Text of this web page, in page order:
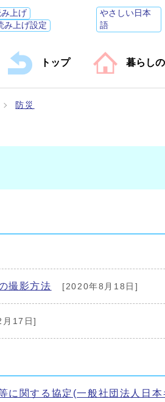
上げ
み上げ設定
やさしい日本
語
トップ 暮らし
防災
撮影方法 [2020年8月18日]
17日]
に関する協定(一般社団法人日